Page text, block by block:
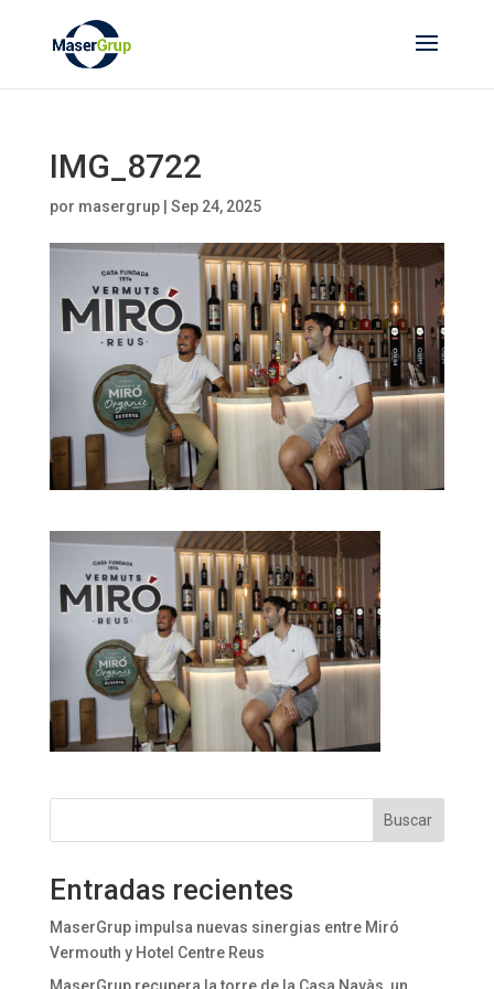
IMG_8722
por masergrup| Sep 24, 2025
Buscar
Entradas recientes
MaserGrup impulsa nuevas sinergias entre Miró
Vermouth y Hotel Centre Reus